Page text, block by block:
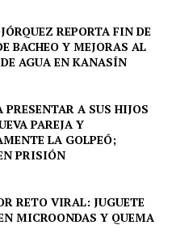
REPORTA FIN DE
BACHEO Y MEJORAS AL
AGUA EN KANASÍN
PRESENTAR A SUS HIJOS
PAREJA Y
LA GOLPEÓ;
PRISIÓN
RETO VIRAL: JUGUETE
MICROONDAS Y QUEMA